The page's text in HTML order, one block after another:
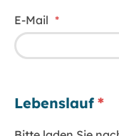
E-Mail
Lebenslauf